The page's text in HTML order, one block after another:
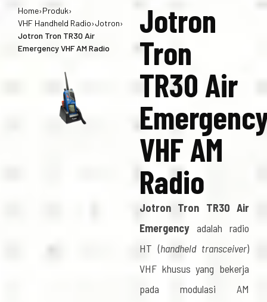
Home›Produk›
VHF Handheld Radio›Jotron›
Jotron Tron TR30 Air
Emergency VHF AM Radio
Jotron
Tron
TR30 Air
VHF AM
Radio
Jotron Tron TR30 Air
Emergencyadalah radio
HT (handheld transceiver)
VHF khusus yang bekerja
pada modulasi AM